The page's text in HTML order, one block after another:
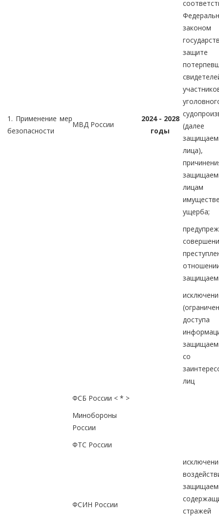
1. Применение мер
безопасности
МВД России
2024 - 2028
годы
защите
лицам
ущерба;
со
лиц
ФСБ России < * >
Минобороны
России
ФТС России
ФСИН России